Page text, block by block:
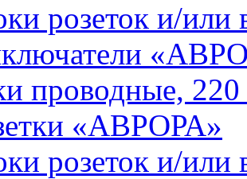
розеток и/
проводные,
«АВРОРА»
розеток и/